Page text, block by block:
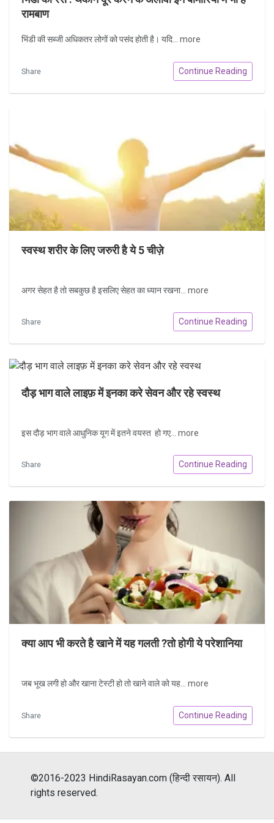
रामबाण
भिंडी की सब्जी अधिकतर लोगों को पसंद होती है। यदि... more
Share Continue Reading
स्वस्थ शरीर के लिए जरुरी है ये 5 चीज़े
अगर सेहत है तो सबकुछ है इसलिए सेहत का ध्यान रखना... more
Share Continue Reading
दौड़ भाग वाले लाइफ़ में इनका करे सेवन और रहे स्वस्थ
इस दौड़ भाग वाले आधुनिक यूग में इतने वयस्त हो गए... more
Share Continue Reading
क्या आप भी करते है खाने में यह गलती ?तो होगी ये परेशानिया
जब भूख लगी हो और खाना टेस्टी हो तो खाने वाले को यह... more
Share Continue Reading
©2016-2023 HindiRasayan.com (हिन्दी रसायन). All
rights reserved.